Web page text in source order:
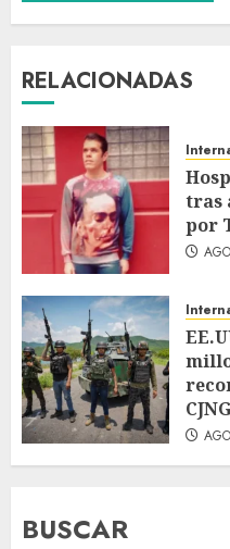
RELACIONADAS
tras
por
CJNG
BUSCAR